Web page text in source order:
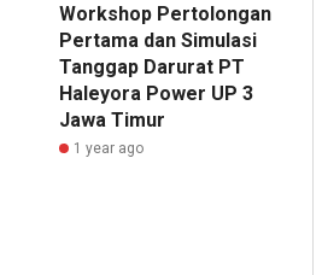
Workshop Pertolongan
Pertama dan Simulasi
Tanggap Darurat PT
Haleyora Power UP 3
Jawa Timur
1 year ago